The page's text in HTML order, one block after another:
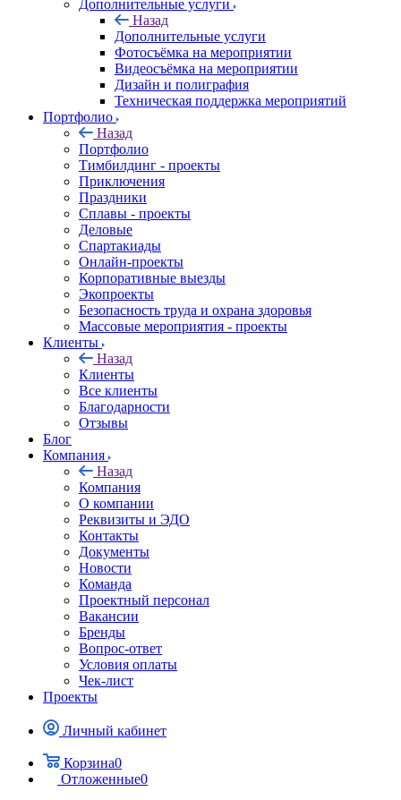
Дополнительные услуги
Назад
Дополнительные услуги
Фотосъёмка на мероприятии
Видеосъёмка на мероприятии
Дизайн и полиграфия
Техническая поддержка мероприятий
Портфолио
Назад
Портфолио
Тимбилдинг - проекты
Приключения
Праздники
Сплавы - проекты
Деловые
Спартакиады
Онлайн-проекты
Корпоративные выезды
Экопроекты
Безопасность труда и охрана здоровья
Массовые мероприятия - проекты
Клиенты
Назад
Клиенты
Все клиенты
Благодарности
Отзывы
Блог
Компания
Назад
Компания
О компании
Реквизиты и ЭДО
Контакты
Документы
Новости
Команда
Проектный персонал
Вакансии
Бренды
Вопрос-ответ
Условия оплаты
Чек-лист
Проекты
Личный кабинет
Корзина0
Отложенные0